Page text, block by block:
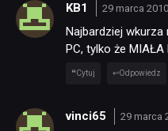
KB1 29 marca
Najbardziej wkurza
PC, tylko że MIAŁA
Cytuj Odpowiedz
vinci65 29 marca